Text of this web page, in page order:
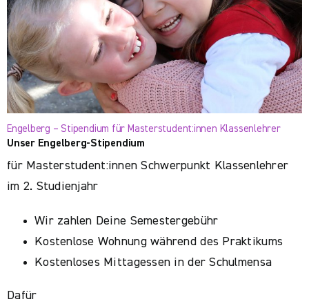
Engelberg – Stipendium für Masterstudent:innen Klassenlehrer
Unser Engelberg-Stipendium
für Masterstudent:innen Schwerpunkt Klassenlehrer
im 2. Studienjahr
Wir zahlen Deine Semestergebühr
Kostenlose Wohnung während des Praktikums
Kostenloses Mittagessen in der Schulmensa
Dafür